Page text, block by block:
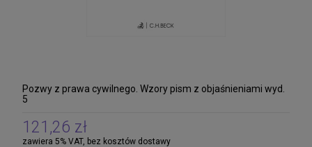
Pozwy z prawa cywilnego. Wzory pism z objaśnieniami wyd.
5
121,26 zł
zawiera 5% VAT, bez kosztów dostawy